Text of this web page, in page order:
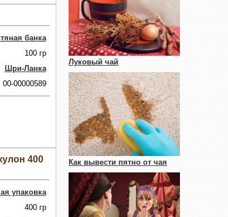
банка
100 гр
Шри-Ланка
00-00000589
400
упаковка
400 гр
Луковый чай
Как вывести пятно от чая